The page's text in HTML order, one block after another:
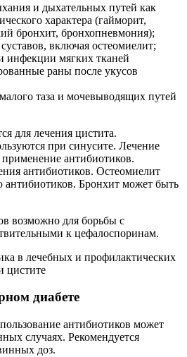
и дыхательных путей как
характера (гайморит,
бронхит, бронхопневмония);
включая остеомиелит;
мягких тканей
раны после укусов
таза и мочевыводящих путей
для лечения цистита.
при синусите. Лечение
антибиотиков.
антибиотиков. Остеомиелит
антибиотиков. Бронхит может быть
возможно для борьбы с
к цефалоспоринам.
диабете
антибиотиков может
случаях. Рекомендуется
доз.